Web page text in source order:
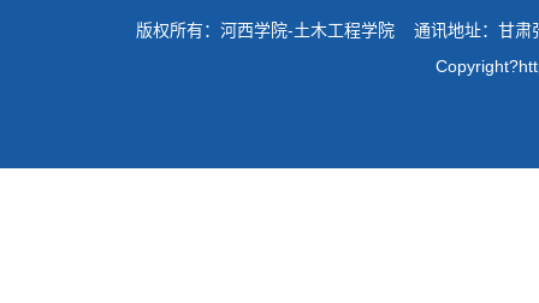
版权所有：河西学院-土木工程学院 通讯地址：甘